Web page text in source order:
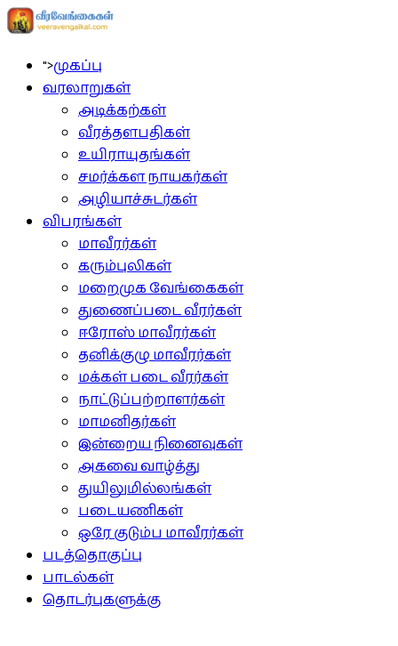
">முகப்பு
வரலாறுகள்
அடிக்கற்கள்
வீரத்தளபதிகள்
உயிராயுதங்கள்
சமர்க்கள நாயகர்கள்
அழியாச்சுடர்கள்
விபரங்கள்
மாவீரர்கள்
கரும்புலிகள்
மறைமுக வேங்கைகள்
துணைப்படை வீரர்கள்
ஈரோஸ் மாவீரர்கள்
தனிக்குழு மாவீரர்கள்
மக்கள் படை வீரர்கள்
நாட்டுப்பற்றாளர்கள்
மாமனிதர்கள்
இன்றைய நினைவுகள்
அகவை வாழ்த்து
துயிலுமில்லங்கள்
படையணிகள்
ஒரே குடும்ப மாவீரர்கள்
படத்தொகுப்பு
பாடல்கள்
தொடர்புகளுக்கு